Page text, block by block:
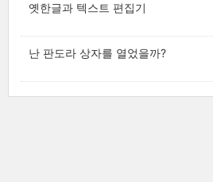
옛한글과 텍스트 편집기
난 판도라 상자를 열었을까?